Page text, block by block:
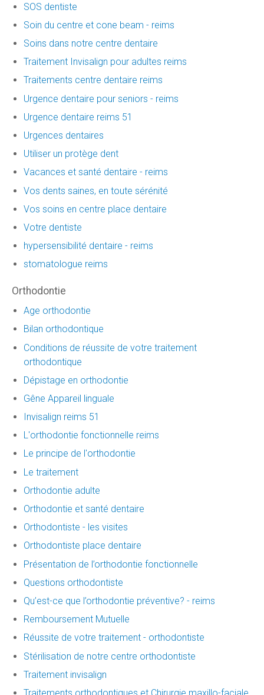
SOS dentiste
Soin du centre et cone beam - reims
Soins dans notre centre dentaire
Traitement Invisalign pour adultes reims
Traitements centre dentaire reims
Urgence dentaire pour seniors - reims
Urgence dentaire reims 51
Urgences dentaires
Utiliser un protège dent
Vacances et santé dentaire - reims
Vos dents saines, en toute sérénité
Vos soins en centre place dentaire
Votre dentiste
hypersensibilité dentaire - reims
stomatologue reims
Orthodontie
Age orthodontie
Bilan orthodontique
Conditions de réussite de votre traitement
orthodontique
Dépistage en orthodontie
Gêne Appareil linguale
Invisalign reims 51
L'orthodontie fonctionnelle reims
Le principe de l'orthodontie
Le traitement
Orthodontie adulte
Orthodontie et santé dentaire
Orthodontiste - les visites
Orthodontiste place dentaire
Présentation de l’orthodontie fonctionnelle
Questions orthodontiste
Qu’est-ce que l’orthodontie préventive? - reims
Remboursement Mutuelle
Réussite de votre traitement - orthodontiste
Stérilisation de notre centre orthodontiste
Traitement invisalign